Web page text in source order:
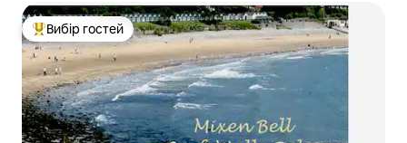
Топ вибір гостей
Вибір гостей